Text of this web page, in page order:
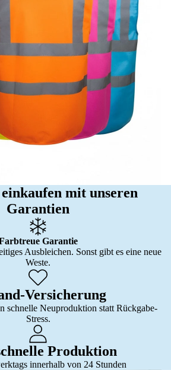
mit unseren
Garantien
Garantie
Ausbleichen. Sonst gibt es eine neue
Weste.
Versicherung
schnelle Neuproduktion statt Rückgabe-
Stress.
Produktion
innerhalb von 24 Stunden